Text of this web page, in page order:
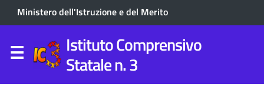
Ministero dell'Istruzione e del Merito
Istituto Comprensivo
Statale n. 3